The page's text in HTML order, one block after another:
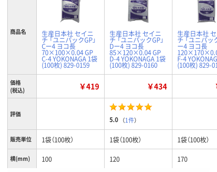
商品名 生産日本社 セイニ
チ 「ユニパックGP」
Cー4 ヨコ長
70×100×0.04 GP
C-4 YOKONAGA 1袋
(100枚) 829-0159
生産日本社 セイニ
チ 「ユニパックGP」
Dー4 ヨコ長
85×120×0.04 GP
D-4 YOKONAGA 1袋
(100枚) 829-0160
生産日本社
チ 「ユニパッ
ー4 ヨコ長
F-4
(100枚) 829-
価格
(税込)
￥419 ￥434
評価
5.0 （1件）
販売単位 1袋（100枚） 1袋（100枚） 1袋（100枚）
横(mm) 100 120 170